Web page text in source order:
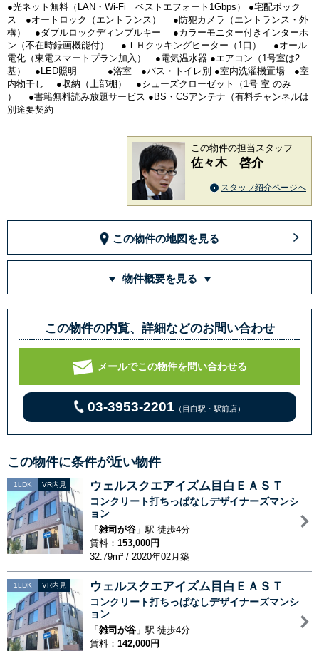
●光ネット無料（LAN・Wi-Fi ベストエフォート1Gbps） ●宅配ボック
ス ●オートロック（エントランス） ●防犯カメラ（エントランス・外
構） ●ダブルロックディンプルキー ●カラーモニター付きインターホ
ン（不在時録画機能付） ●ＩＨクッキングヒーター（1口） ●オール
電化（東電スマートプラン加入） ●電気温水器 ●エアコン（1号室は2
基） ●LED照明 ●浴室 ●バス・トイレ別 ●室内洗濯機置場 ●室
内物干し ●収納（上部棚） ●シューズクローゼット（1号 室 のみ
） ●書籍無料読み放題サービス ●BS・CSアンテナ（有料チャンネルは
別途要契約
この物件の担当スタッフ
佐々木 啓介
スタッフ紹介ページへ
この物件の地図を見る
物件概要を見る
この物件の内覧、詳細などのお問い合わせ
メールでこの物件を問い合わせる
03-3953-2201 （目白駅・駅前店）
この物件に条件が近い物件
1LDK VR内見 ウェルスクエアイズム目白ＥＡＳＴ
コンクリート打ちっぱなしデザイナーズマンシ
ョン
「 雑司が谷 」駅 徒歩4分
賃料： 153,000円
32.79m² / 2020年02月築
1LDK VR内見 ウェルスクエアイズム目白ＥＡＳＴ
コンクリート打ちっぱなしデザイナーズマンシ
ョン
「 雑司が谷 」駅 徒歩4分
賃料： 142,000円